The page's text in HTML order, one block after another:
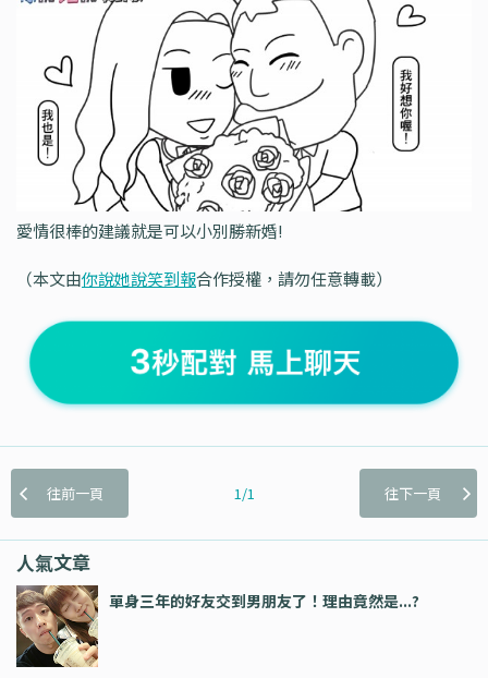
愛情很棒的建議就是可以小別勝新婚!
（本文由你說她說笑到報合作授權，請勿任意轉載）
往前一頁 1/1 往下一頁
人氣文章
單身三年的好友交到男朋友了！理由竟然是...?